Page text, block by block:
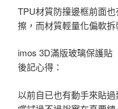
TPU材質防撞邊框前面
擦，而材質輕量化偏軟
imos 3D滿版玻璃保護貼
後記心得：
以前自已也有動手來貼